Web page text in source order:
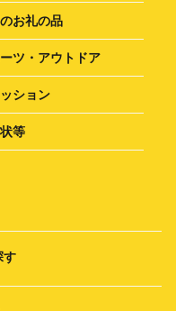
お礼の品
ツ・アウトドア
ション
等
す